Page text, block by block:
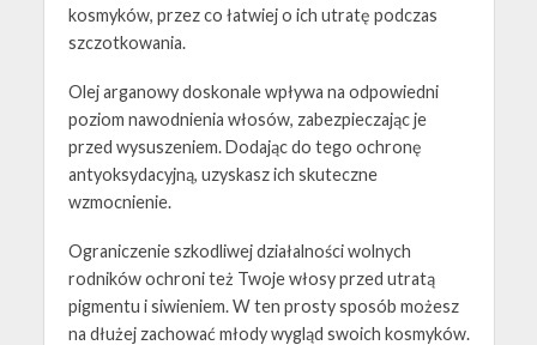
kosmyków, przez co łatwiej o ich utratę podczas
szczotkowania.
Olej arganowy doskonale wpływa na odpowiedni
poziom nawodnienia włosów, zabezpieczając je
przed wysuszeniem. Dodając do tego ochronę
antyoksydacyjną, uzyskasz ich skuteczne
wzmocnienie.
Ograniczenie szkodliwej działalności wolnych
rodników ochroni też Twoje włosy przed utratą
pigmentu i siwieniem. W ten prosty sposób możesz
na dłużej zachować młody wygląd swoich kosmyków.